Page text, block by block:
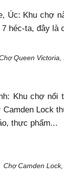
Úc: Khu chợ
héc-ta, đây là
Queen Victoria,
Khu chợ
Camden Lock
thực phẩm...
Chợ Camden Lock,